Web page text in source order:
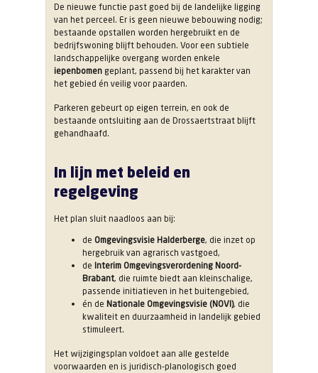
De nieuwe functie past goed bij de landelijke ligging
van het perceel. Er is geen nieuwe bebouwing nodig;
bestaande opstallen worden hergebruikt en de
bedrijfswoning blijft behouden. Voor een subtiele
landschappelijke overgang worden enkele
iepenbomen geplant, passend bij het karakter van
het gebied én veilig voor paarden.
Parkeren gebeurt op eigen terrein, en ook de
bestaande ontsluiting aan de Drossaertstraat blijft
gehandhaafd.
In lijn met beleid en
regelgeving
Het plan sluit naadloos aan bij:
de Omgevingsvisie Halderberge, die inzet op
hergebruik van agrarisch vastgoed,
de Interim Omgevingsverordening Noord-
Brabant, die ruimte biedt aan kleinschalige,
passende initiatieven in het buitengebied,
én de Nationale Omgevingsvisie (NOVI), die
kwaliteit en duurzaamheid in landelijk gebied
stimuleert.
Het wijzigingsplan voldoet aan alle gestelde
voorwaarden en is juridisch-planologisch goed